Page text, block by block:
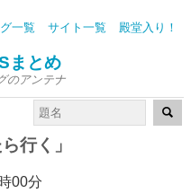
一覧 サイト一覧 殿堂入り！
まとめ
のアンテナ
行く」
00分